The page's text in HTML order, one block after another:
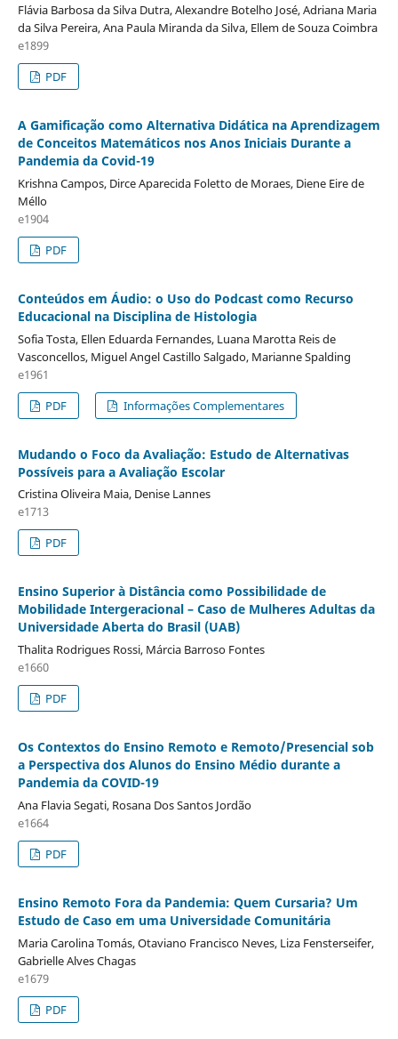
Flávia Barbosa da Silva Dutra, Alexandre Botelho José, Adriana Maria
da Silva Pereira, Ana Paula Miranda da Silva, Ellem de Souza Coimbra
e1899
PDF
A Gamificação como Alternativa Didática na Aprendizagem
de Conceitos Matemáticos nos Anos Iniciais Durante a
Pandemia da Covid-19
Krishna Campos, Dirce Aparecida Foletto de Moraes, Diene Eire de
Méllo
e1904
PDF
Conteúdos em Áudio: o Uso do Podcast como Recurso
Educacional na Disciplina de Histologia
Sofia Tosta, Ellen Eduarda Fernandes, Luana Marotta Reis de
Vasconcellos, Miguel Angel Castillo Salgado, Marianne Spalding
e1961
PDF
Informações Complementares
Mudando o Foco da Avaliação: Estudo de Alternativas
Possíveis para a Avaliação Escolar
Cristina Oliveira Maia, Denise Lannes
e1713
PDF
Ensino Superior à Distância como Possibilidade de
Mobilidade Intergeracional – Caso de Mulheres Adultas da
Universidade Aberta do Brasil (UAB)
Thalita Rodrigues Rossi, Márcia Barroso Fontes
e1660
PDF
Os Contextos do Ensino Remoto e Remoto/Presencial sob
a Perspectiva dos Alunos do Ensino Médio durante a
Pandemia da COVID-19
Ana Flavia Segati, Rosana Dos Santos Jordão
e1664
PDF
Ensino Remoto Fora da Pandemia: Quem Cursaria? Um
Estudo de Caso em uma Universidade Comunitária
Maria Carolina Tomás, Otaviano Francisco Neves, Liza Fensterseifer,
Gabrielle Alves Chagas
e1679
PDF